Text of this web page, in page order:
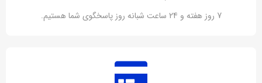
7 روز هفته و 24 ساعت شبانه روز پاسخگوی شما هستیم.